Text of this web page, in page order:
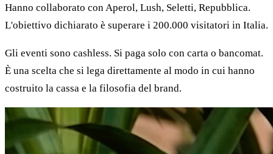
Hanno collaborato con Aperol, Lush, Seletti, Repubblica.
L'obiettivo dichiarato è superare i 200.000 visitatori in Italia.
Gli eventi sono cashless. Si paga solo con carta o bancomat.
È una scelta che si lega direttamente al modo in cui hanno
costruito la cassa e la filosofia del brand.